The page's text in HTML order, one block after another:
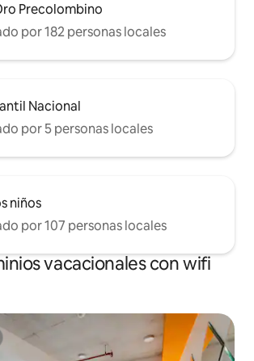
Precolombino
por 182 personas locales
Nacional
por 5 personas locales
niños
por 107 personas locales
vacacionales con wifi